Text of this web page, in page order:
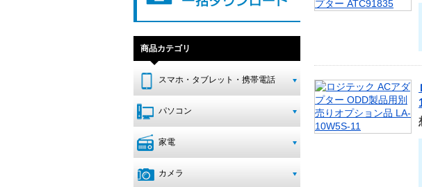
商品カテゴリ
スマホ・タブレット・携帯電話
パソコン
家電
カメラ